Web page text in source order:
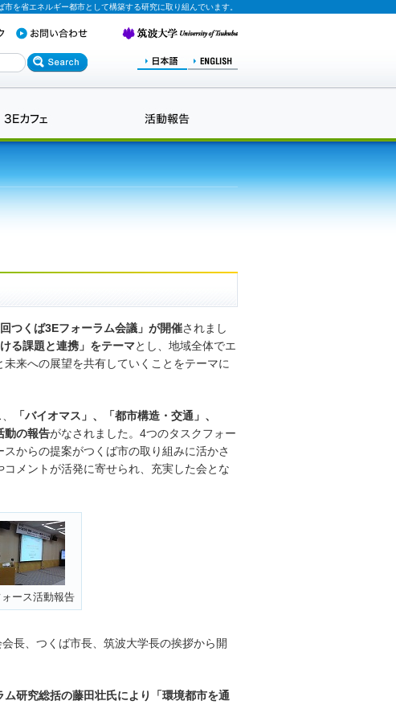
を省エネルギー都市として構築する研究に取り組んでいます。
つくば3Eフォーラム会議」が開催されまし
る課題と連携」をテーマとし、地域全体でエ
来への展望を共有していくことをテーマに
「バイオマス」、「都市構造・交通」、
動の報告がなされました。4つのタスクフォー
からの提案がつくば市の取り組みに活かさ
メントが活発に寄せられ、充実した会とな
ース活動報告
長、つくば市長、筑波大学長の挨拶から開
研究総括の藤田壮氏により「環境都市を通